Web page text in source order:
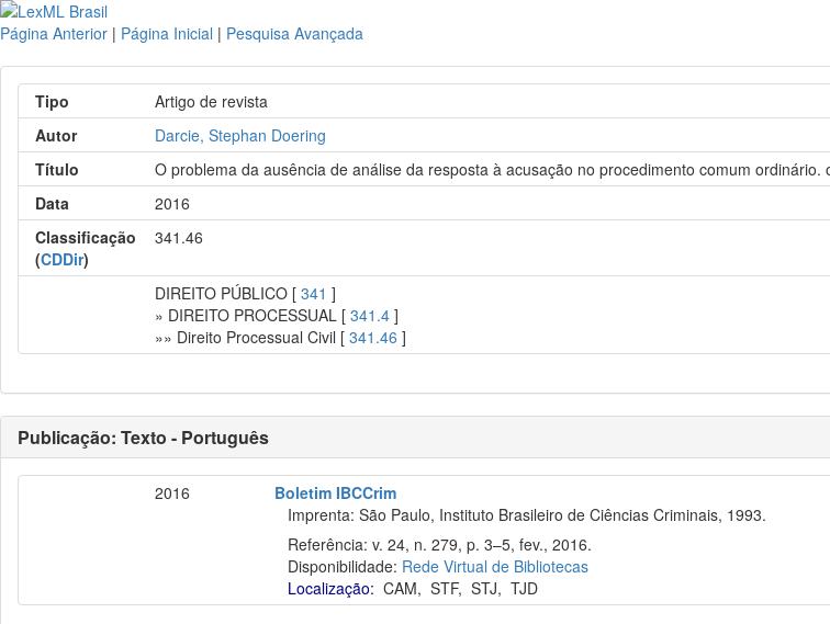
Página Anterior | Página Inicial | Pesquisa Avançada
Tipo
Artigo de revista
Autor
Darcie, Stephan Doering
Título
O problema da ausência de análise da resposta à acusação no procedimento comum ordinário.
Data
2016
Classificação
(CDDir)
341.46
DIREITO PÚBLICO [341 ]
» DIREITO PROCESSUAL [341.4 ]
»» Direito Processual Civil [341.46 ]
Publicação: Texto - Português
2016
Boletim IBCCrim
Imprenta: São Paulo, Instituto Brasileiro de Ciências Criminais, 1993.
Referência: v. 24, n. 279, p. 3–5, fev., 2016.
Disponibilidade: Rede Virtual de Bibliotecas
Localização: CAM,STF,STJ,TJD